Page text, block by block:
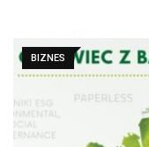
BIZNES